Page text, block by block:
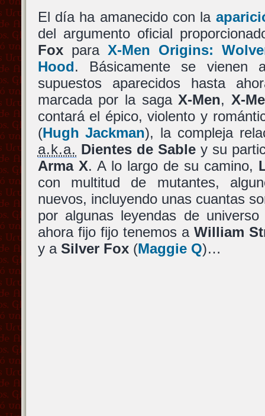
El día ha amanecido con la
del argumento oficial
Foxpara X-Men Origins:
Hood. Básicamente se vienen
supuestos aparecidos hasta
marcada por la saga X-Men, X-
contará el épico, violento y
(Hugh Jackman), la compleja
a.k.a. Dientes de Sabley su
Arma X. A lo largo de su camino,
con multitud de mutantes,
nuevos, incluyendo unas cuantas
por algunas leyendas de
ahora fijo fijo tenemos aWilliam
y a Silver Fox(Maggie Q)…